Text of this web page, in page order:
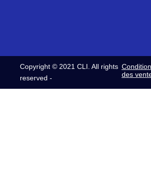
Copyright © 2021 CLI. All rights
reserved -
des